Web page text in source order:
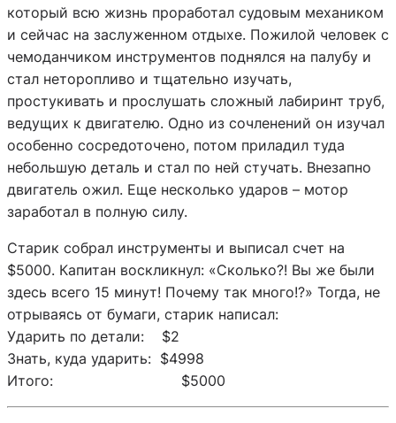
который всю жизнь проработал судовым механиком
и сейчас на заслуженном отдыхе. Пожилой человек с
чемоданчиком инструментов поднялся на палубу и
стал неторопливо и тщательно изучать,
простукивать и прослушать сложный лабиринт труб,
ведущих к двигателю. Одно из сочленений он изучал
особенно сосредоточено, потом приладил туда
небольшую деталь и стал по ней стучать. Внезапно
двигатель ожил. Еще несколько ударов – мотор
заработал в полную силу.
Старик собрал инструменты и выписал счет на
$5000. Капитан воскликнул: «Сколько?! Вы же были
здесь всего 15 минут! Почему так много!?» Тогда, не
отрываясь от бумаги, старик написал:
Ударить по детали: $2
Знать, куда ударить: $4998
Итого: $5000